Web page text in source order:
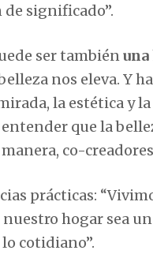
significado”.
ser también
nos eleva. Y
la estética y
que la
co-
prácticas:
hogar sea
cotidiano”.